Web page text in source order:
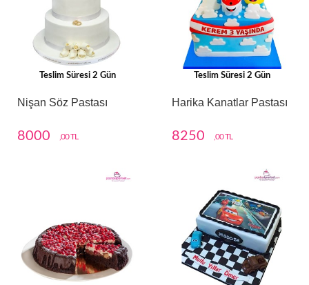
Teslim Süresi 2 Gün
Nişan Söz Pastası
8000 ,00 TL
Teslim Süresi 2 Gün
Harika Kanatlar Pastası
8250 ,00 TL